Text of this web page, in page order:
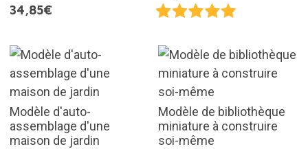
34,85€
Modèle d'auto-
assemblage d'une
maison de jardin
Modèle de bibliothèque
miniature à construire
soi-même